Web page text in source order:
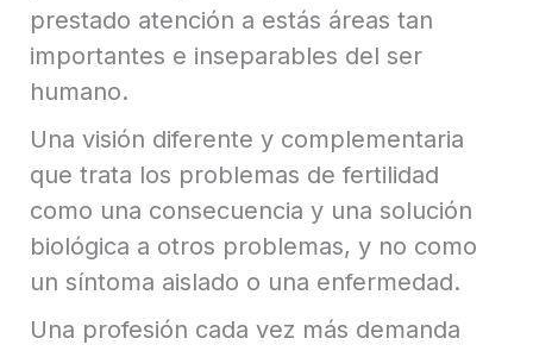
prestado atención a estás áreas tan
importantes e inseparables del ser
humano.
Una visión diferente y complementaria
que trata los problemas de fertilidad
como una consecuencia y una solución
biológica a otros problemas, y no como
un síntoma aislado o una enfermedad.
Una profesión cada vez más demanda